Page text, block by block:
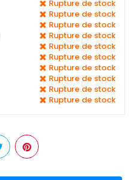
Rupture de stock
Rupture de stock
Rupture de stock
Rupture de stock
Rupture de stock
Rupture de stock
Rupture de stock
Rupture de stock
Rupture de stock
Rupture de stock